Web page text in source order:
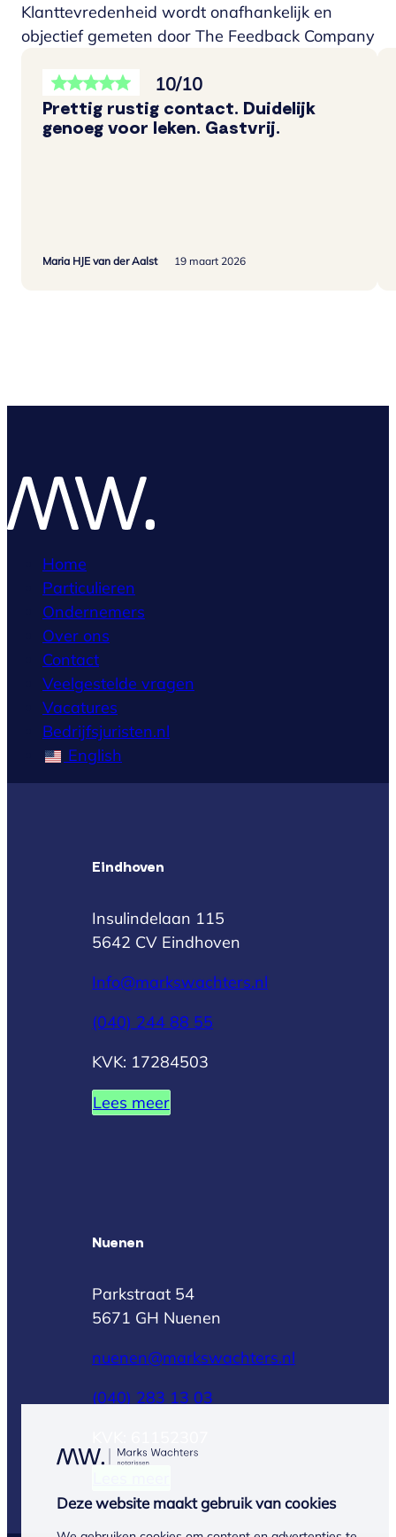
Deze website maakt gebruik van cookies
Klanttevredenheid wordt onafhankelijk en
objectief gemeten door The Feedback Company
10/10
Prettig rustig contact. Duidelijk
genoeg voor leken. Gastvrij.
Maria HJE van der Aalst 19 maart 2026
Home
Particulieren
Ondernemers
Over ons
Contact
Veelgestelde vragen
Vacatures
Bedrijfsjuristen.nl
English
Eindhoven
Insulindelaan 115
5642 CV Eindhoven
Info@markswachters.nl
(040) 244 88 55
KVK: 17284503
Lees meer
Nuenen
Parkstraat 54
5671 GH Nuenen
nuenen@markswachters.nl
(040) 283 13 03